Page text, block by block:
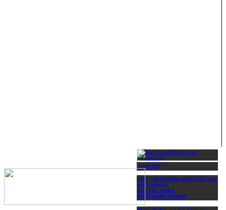
Jeany (41)
2000 Zeitreisenden gefällt ZidZ.com
auf Facebook!
Jetzt Fan werden
und Updates erhalten!